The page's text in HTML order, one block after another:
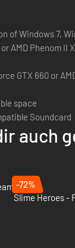
of Windows 7,
AMD Phenom II
GTX 660 or
space
Soundcard
auch
-72%
Slime Heroes -